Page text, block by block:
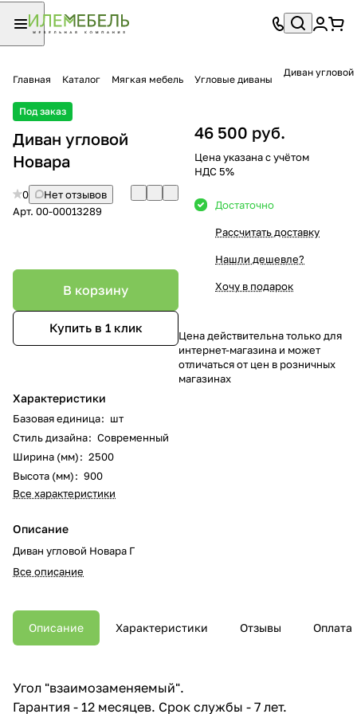
Главная Каталог Мягкая мебель Угловые диваны
Диван угловой
Под заказ
Диван угловой
Новара
0
Нет отзывов
Арт. 00-00013289
В корзину
Купить в 1 клик
Характеристики
Базовая единица: шт
Стиль дизайна: Современный
Ширина (мм): 2500
Высота (мм): 900
Все характеристики
Описание
Диван угловой Новара Г
Все описание
46 500 руб.
Цена указана с учётом
НДС 5%
Достаточно
Рассчитать доставку
Нашли дешевле?
Хочу в подарок
Цена действительна только для
интернет-магазина и может
отличаться от цен в розничных
магазинах
Описание Характеристики Отзывы Оплата
Угол "взаимозаменяемый".
Гарантия - 12 месяцев. Срок службы - 7 лет.